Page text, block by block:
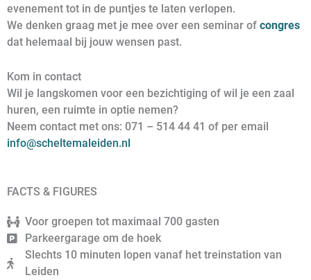
evenement tot in de puntjes te laten verlopen.
We denken graag met je mee over een seminar of congres
dat helemaal bij jouw wensen past.
Kom in contact
Wil je langskomen voor een bezichtiging of wil je een zaal
huren, een ruimte in optie nemen?
Neem contact met ons: 071 – 514 44 41 of per email
info@scheltemaleiden.nl
FACTS & FIGURES
Voor groepen tot maximaal 700 gasten
Parkeergarage om de hoek
Slechts 10 minuten lopen vanaf het treinstation van
Leiden